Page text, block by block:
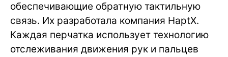
обеспечивающие обратную тактильную
связь. Их разработала компания HaptX.
Каждая перчатка использует технологию
отслеживания движения рук и пальцев